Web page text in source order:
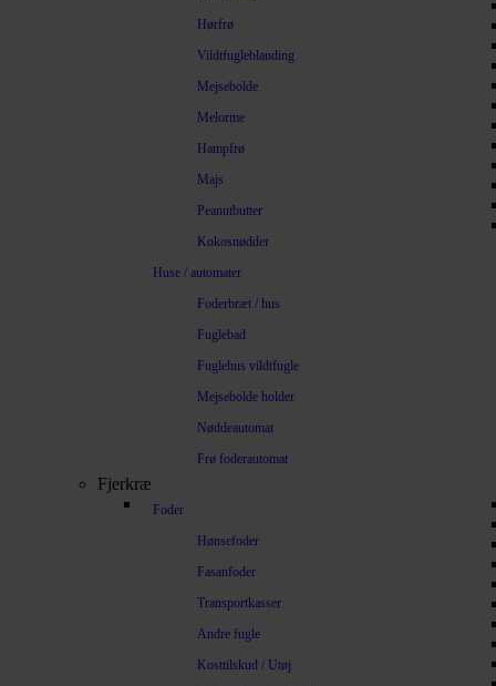
Hørfrø
Vildtfugleblanding
Mejsebolde
Melorme
Hampfrø
Majs
Peanutbutter
Kokosnødder
Huse / automater
Foderbræt / hus
Fuglebad
Fuglehus vildtfugle
Mejsebolde holder
Nøddeautomat
Frø foderautomat
Fjerkræ
Foder
Hønsefoder
Fasanfoder
Transportkasser
Andre fugle
Kosttilskud / Utøj